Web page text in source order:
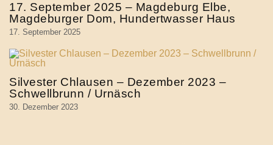
17. September 2025 – Magdeburg Elbe,
Magdeburger Dom, Hundertwasser Haus
17. September 2025
Silvester Chlausen – Dezember 2023 –
Schwellbrunn / Urnäsch
30. Dezember 2023